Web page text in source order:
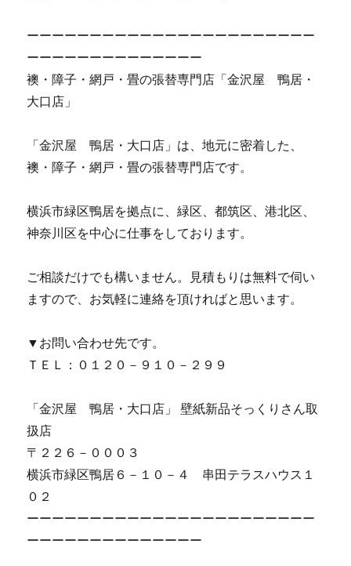
ーーーーーーーーーーーーーーーーーーーーーーー
ーーーーーーーーーーーーーー
襖・障子・網戸・畳の張替専門店「金沢屋 鴨居・
大口店」
「金沢屋 鴨居・大口店」は、地元に密着した、
襖・障子・網戸・畳の張替専門店です。
横浜市緑区鴨居を拠点に、緑区、都筑区、港北区、
神奈川区を中心に仕事をしております。
ご相談だけでも構いません。見積もりは無料で伺い
ますので、お気軽に連絡を頂ければと思います。
▼お問い合わせ先です。
ＴＥＬ：０１２０－９１０－２９９
「金沢屋 鴨居・大口店」 壁紙新品そっくりさん取
扱店
〒２２６－０００３
横浜市緑区鴨居６－１０－４ 串田テラスハウス１
０２
ーーーーーーーーーーーーーーーーーーーーーーー
ーーーーーーーーーーーーーー